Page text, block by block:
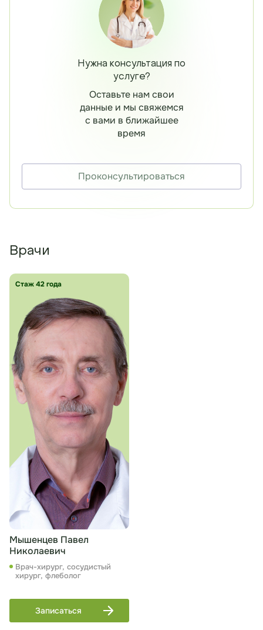
Нужна консультация по
услуге?
Оставьте нам свои
данные и мы свяжемся
с вами в ближайшее
время
Проконсультироваться
Врачи
Стаж 42 года
Мышенцев Павел
Николаевич
Врач-хирург, сосудистый
хирург, флеболог
Записаться